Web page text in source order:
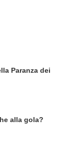
Paranza dei
alla gola?